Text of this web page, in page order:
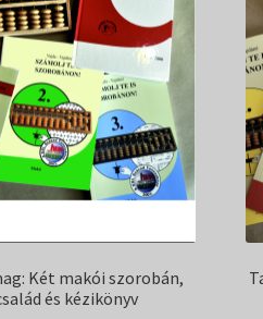
Két makói szorobán,
és kézikönyv